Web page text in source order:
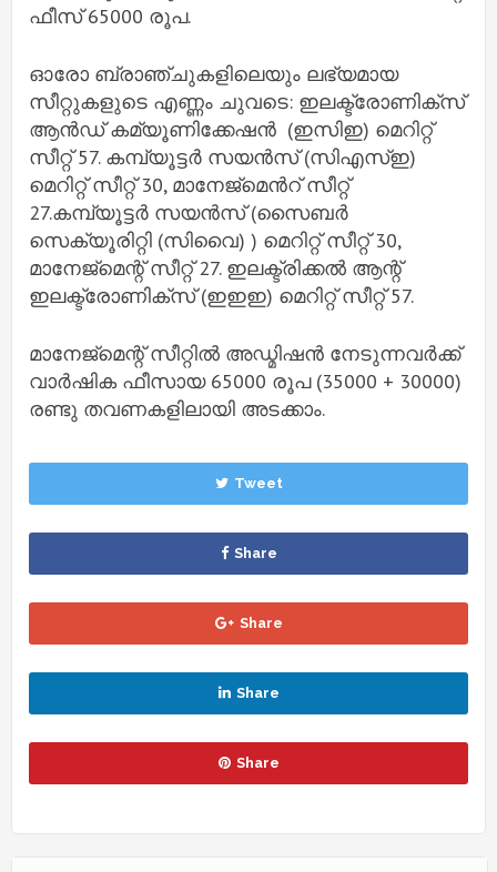
ഫീസ് 65000 രൂപ.
ഓരോ ബ്രാഞ്ചുകളിലെയും ലഭ്യമായ
സീറ്റുകളുടെ എണ്ണം ചുവടെ: ഇലക്ട്രോണിക്സ്
ആൻഡ് കമ്യൂണിക്കേഷൻ (ഇസിഇ) മെറിറ്റ്
സീറ്റ് 57. കമ്പ്യൂട്ടർ സയൻസ് (സിഎസ്ഇ)
മെറിറ്റ് സീറ്റ് 30, മാനേജ്മെൻറ് സീറ്റ്
27.കമ്പ്യൂട്ടർ സയൻസ് (സൈബർ
സെക്യൂരിറ്റി (സിവൈ) ) മെറിറ്റ് സീറ്റ് 30,
മാനേജ്മെന്റ് സീറ്റ് 27. ഇലക്ട്രിക്കൽ ആന്റ്
ഇലക്ട്രോണിക്സ് (ഇഇഇ) മെറിറ്റ് സീറ്റ് 57.
മാനേജ്മെന്റ് സീറ്റിൽ അഡ്മിഷൻ നേടുന്നവർക്ക്
വാർഷിക ഫീസായ 65000 രൂപ (35000 + 30000)
രണ്ടു തവണകളിലായി അടക്കാം.
Tweet
Share
Share
Share
Share